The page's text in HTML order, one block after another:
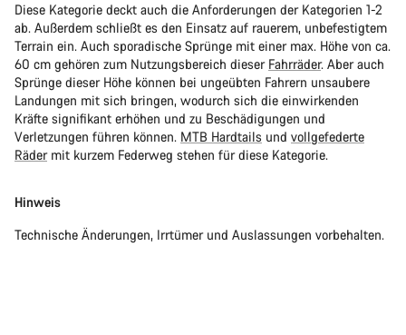
Diese Kategorie deckt auch die Anforderungen der Kategorien 1-2
ab. Außerdem schließt es den Einsatz auf rauerem, unbefestigtem
Terrain ein. Auch sporadische Sprünge mit einer max. Höhe von ca.
60 cm gehören zum Nutzungsbereich dieser Fahrräder. Aber auch
Sprünge dieser Höhe können bei ungeübten Fahrern unsaubere
Landungen mit sich bringen, wodurch sich die einwirkenden
Kräfte signifikant erhöhen und zu Beschädigungen und
Verletzungen führen können. MTB Hardtails und vollgefederte
Rädermit kurzem Federweg stehen für diese Kategorie.
Hinweis
Technische Änderungen, Irrtümer und Auslassungen vorbehalten.